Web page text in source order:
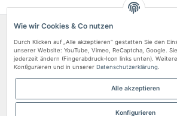
Rechtliches
Zahlungsarten
Vertrag widerrufen
Wie wir Cookies & Co nutzen
Durch Klicken auf „Alle akzeptieren“ gestatten Sie den
unserer Website: YouTube, Vimeo, ReCaptcha, Google.
jederzeit ändern (Fingerabdruck-Icon links unten).
Konfigurieren und in unserer Datenschutzerklärung
Alle akzeptieren
Konfigurieren